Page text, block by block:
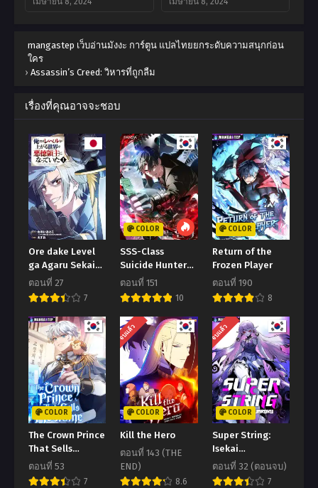
เมษายน 8, 2024 กุมภาพันธ์ 13, 2024
ตอนที่ 41
ตอนที่ 39 ตอนที่ 38
ตอนที่ 37
มกราคม 9, 2024
ตอนที่ 36
มกราคม 1, 2024
ตอนที่ 35
ธันวาคม 26, 2023
ตอนที่ 34
ธันวาคม 25, 2023
ตอนที่ 33
ธันวาคม 25, 2023 ธันวาคม 25, 2023
ตอนที่ 31
ธันวาคม 25, 2023
ตอนที่ 30
ธันวาคม 25, 2023
ตอนที่ 29
ธันวาคม 25, 2023
ตอนที่ 28
ธันวาคม 25, 2023
ตอนที่ 27
ธันวาคม 25, 2023
ตอนที่ 26
ธันวาคม 25, 2023
ตอนที่ 25
ธันวาคม 25, 2023
ตอนที่ 24
ธันวาคม 25, 2023
ตอนที่ 23
ธันวาคม 25, 2023 ธันวาคม 25, 2023
mangastep เว็บอ่านมังงะ การ์ตูน แปลไทยยกระดับความสนุกก่อน
ใคร
› Assassin’s Creed: วิหารที่ถูกลืม
เรื่องที่คุณอาจจะชอบ
Ore dake Level
ga Agaru Sekai
de Akutoku
Ryoushu ni
Natteita
ตอนที่ 27
7
COLOR
SSS-Class
Suicide Hunter
นักล่าพลีชีพ ระดับ
SSS
ตอนที่ 151
10
COLOR
Return of the
Frozen Player
ตอนที่ 190
8
COLOR
The Crown Prince
That Sells
Medicine
ตอนที่ 53
7
จบแล้ว
COLOR
Kill the Hero
ตอนที่ 143 (THE
END)
8.6
จบแล้ว
COLOR
Super String:
Isekai
Kenbunroku
(Webtoon)
ตอนที่ 32 (ตอนจบ)
7